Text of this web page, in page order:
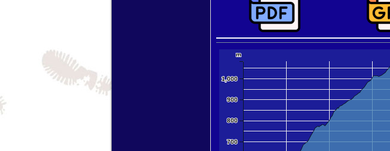
+
−
10000 km
5000 mi
700
800
900
1,000
m